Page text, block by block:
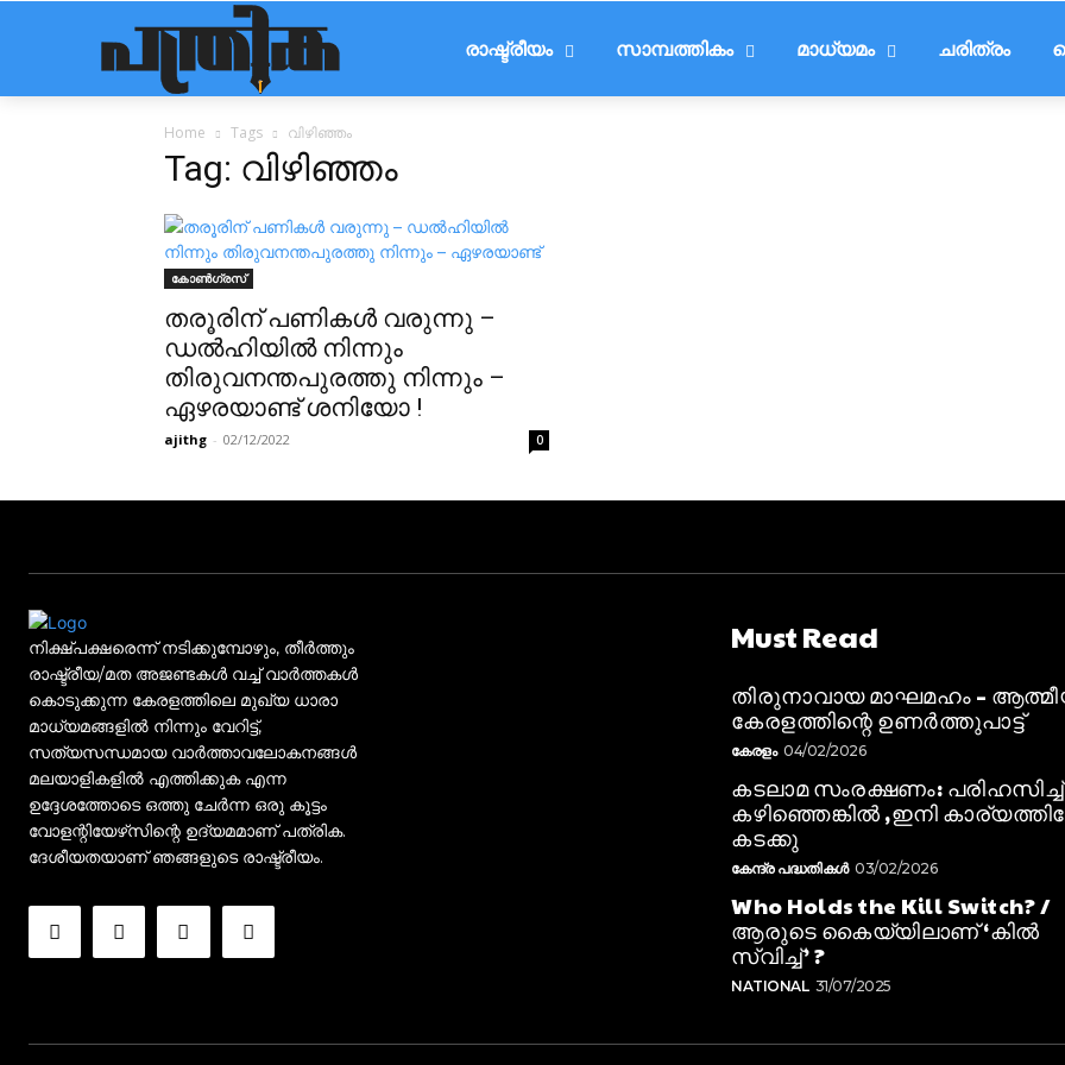
രാഷ്ട്രീയം സാമ്പത്തികം മാധ്യമം ചരിത്രം
Home Tags വിഴിഞ്ഞം
Tag: വിഴിഞ്ഞം
കോൺഗ്രസ്
തരൂരിന് പണികൾ വരുന്നു –
ഡൽഹിയിൽ നിന്നും
തിരുവനന്തപുരത്തു നിന്നും –
ഏഴരയാണ്ട് ശനിയോ !
ajithg - 02/12/2022 0
നിക്ഷ്പക്ഷരെന്ന് നടിക്കുമ്പോഴും, തീർത്തും
രാഷ്ട്രീയ/മത അജണ്ടകൾ വച്ച് വാർത്തകൾ
കൊടുക്കുന്ന കേരളത്തിലെ മുഖ്യ ധാരാ
മാധ്യമങ്ങളിൽ നിന്നും വേറിട്ട്,
സത്യസന്ധമായ വാർത്താവലോകനങ്ങൾ
മലയാളികളിൽ എത്തിക്കുക എന്ന
ഉദ്ദേശത്തോടെ ഒത്തു ചേർന്ന ഒരു കൂട്ടം
വോളന്റിയേഴ്‌സിന്റെ ഉദ്യമമാണ് പത്രിക.
ദേശീയതയാണ് ഞങ്ങളുടെ രാഷ്ട്രീയം.
Must Read
തിരുനാവായ മാഘമഹം –
കേരളത്തിന്റെ ഉണർത്തുപാട്ട്
കേരളം 04/02/2026
കടലാമ സംരക്ഷണം: പരിഹസിച്ച്
കഴിഞ്ഞെങ്കിൽ ,ഇനി
കടക്കു
കേന്ദ്ര പദ്ധതികൾ 03/02/2026
Who Holds the Kill Switch? /
ആരുടെ കൈയ്യിലാണ് ‘കിൽ
സ്വിച്ച്’ ?
NATIONAL 31/07/2025